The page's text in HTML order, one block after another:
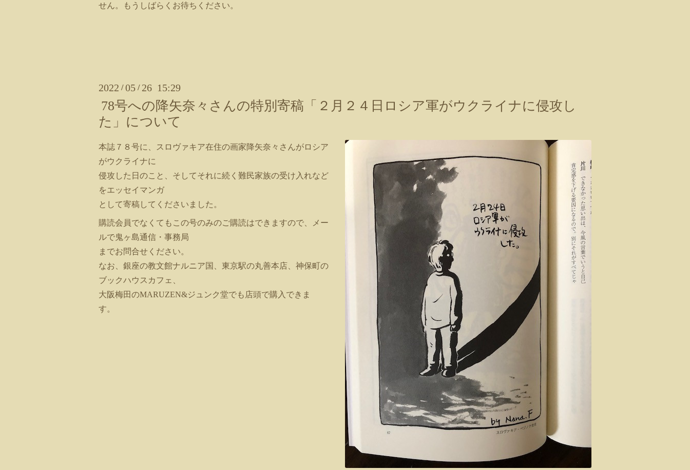
せん。もうしばらくお待ちください。
2022 /05 / 26 15:29
78号への降矢奈々さんの特別寄稿「２月２４日ロシア軍がウクライナに侵攻し
た」について
本誌７８号に、スロヴァキア在住の画家降矢奈々さんがロシア
がウクライナに
侵攻した日のこと、そしてそれに続く難民家族の受け入れなど
をエッセイマンガ
として寄稿してくださいました。
購読会員でなくてもこの号のみのご購読はできますので、メー
ルで鬼ヶ島通信・事務局
までお問合せください。
なお、銀座の教文館ナルニア国、東京駅の丸善本店、神保町の
ブックハウスカフェ、
大阪梅田のMARUZEN&ジュンク堂でも店頭で購入できま
す。